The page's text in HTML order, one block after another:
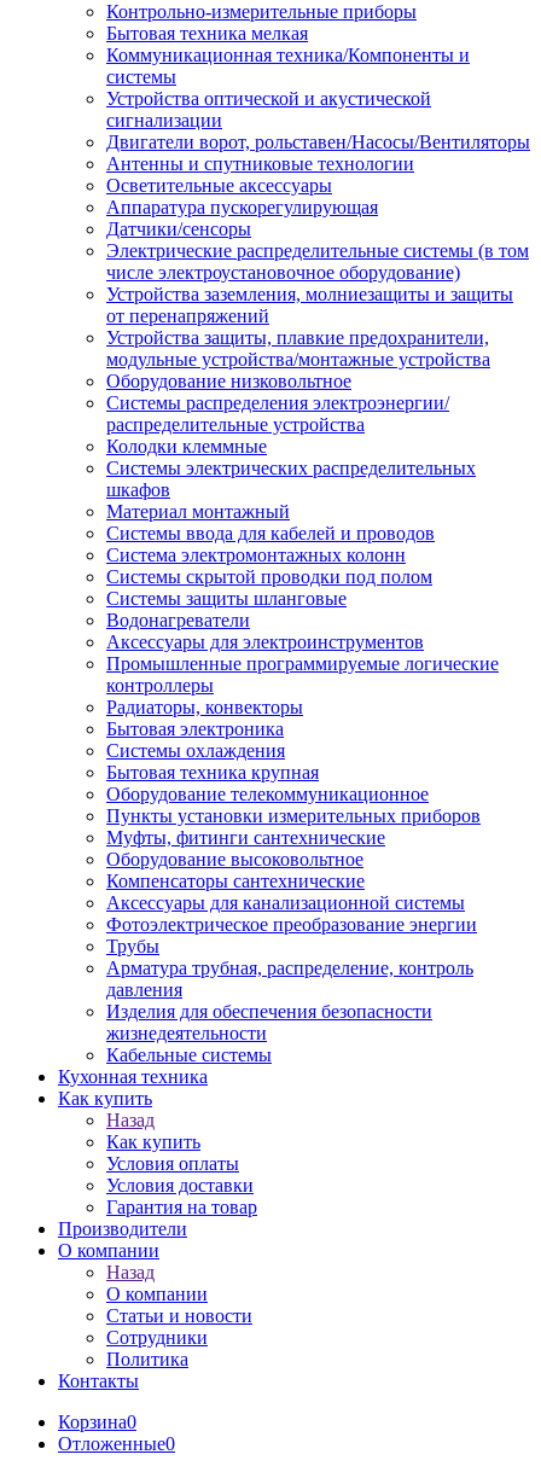
Контрольно-измерительные приборы
Бытовая техника мелкая
Коммуникационная техника/Компоненты и
системы
Устройства оптической и акустической
сигнализации
Двигатели ворот, рольставен/Насосы/Вентиляторы
Антенны и спутниковые технологии
Осветительные аксессуары
Аппаратура пускорегулирующая
Датчики/сенсоры
Электрические распределительные системы (в том
числе электроустановочное оборудование)
Устройства заземления, молниезащиты и защиты
от перенапряжений
Устройства защиты, плавкие предохранители,
модульные устройства/монтажные устройства
Оборудование низковольтное
Системы распределения электроэнергии/
распределительные устройства
Колодки клеммные
Системы электрических распределительных
шкафов
Материал монтажный
Системы ввода для кабелей и проводов
Система электромонтажных колонн
Системы скрытой проводки под полом
Системы защиты шланговые
Водонагреватели
Аксессуары для электроинструментов
Промышленные программируемые логические
контроллеры
Радиаторы, конвекторы
Бытовая электроника
Системы охлаждения
Бытовая техника крупная
Оборудование телекоммуникационное
Пункты установки измерительных приборов
Муфты, фитинги сантехнические
Оборудование высоковольтное
Компенсаторы сантехнические
Аксессуары для канализационной системы
Фотоэлектрическое преобразование энергии
Трубы
Арматура трубная, распределение, контроль
давления
Изделия для обеспечения безопасности
жизнедеятельности
Кабельные системы
Кухонная техника
Как купить
Назад
Как купить
Условия оплаты
Условия доставки
Гарантия на товар
Производители
О компании
Назад
О компании
Статьи и новости
Сотрудники
Политика
Контакты
Корзина0
Отложенные0